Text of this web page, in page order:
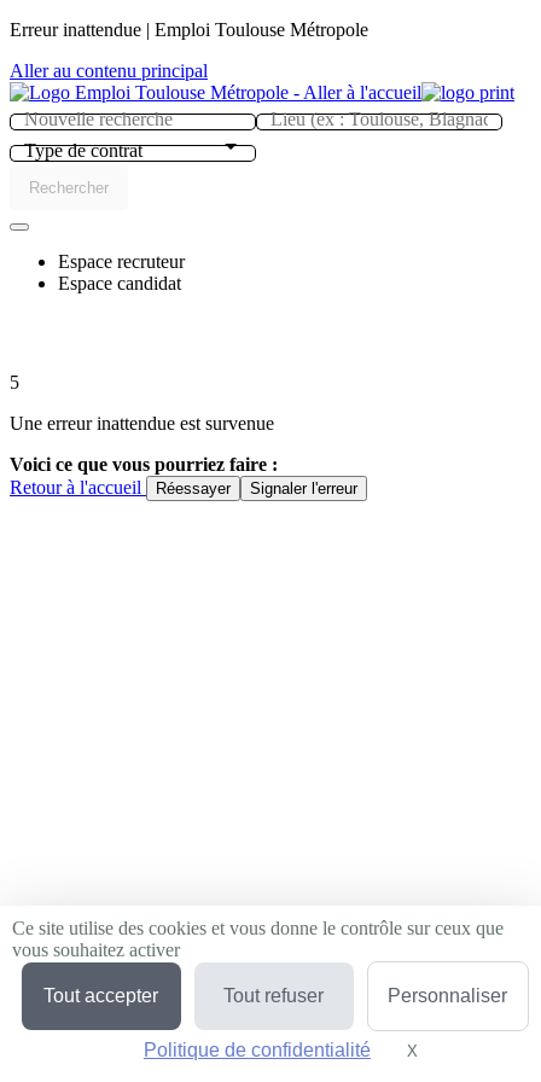
Erreur inattendue | Emploi Toulouse Métropole
Aller au contenu principal
Type de contrat
Rechercher
Espace recruteur
Espace candidat
5
Une erreur inattendue est survenue
Voici ce que vous pourriez faire :
Retour à l'accueil
Réessayer Signaler l'erreur
Ce site utilise des cookies et vous donne le contrôle sur ceux que
vous souhaitez activer
Tout accepter Tout refuser Personnaliser
Politique de confidentialité X